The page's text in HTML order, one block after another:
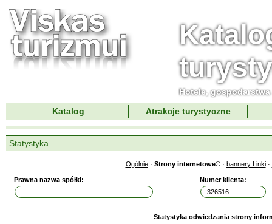
Hotele,
Katalog
Atrakcje turystyczne
Statystyka
Ogólnie· Strony internetowe©· bannery Linki·
Prawna nazwa spółki: Numer klienta:
Statystyka odwiedzania strony